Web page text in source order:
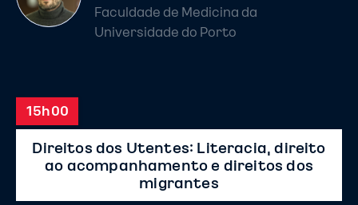
Faculdade de Medicina da
Universidade do Porto
15h00
Direitos dos Utentes: Literacia, direito
ao acompanhamento e direitos dos
migrantes